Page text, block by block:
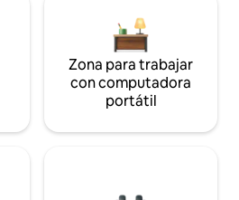
Zona para trabajar
con computadora
portátil